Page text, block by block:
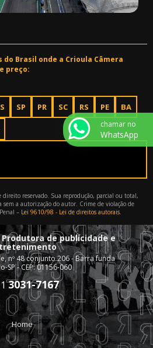
Brasil onde a Crioula Câmera
preço:
SP PR SC RS PE BA
reservado. Sua reprodução, parcial ou total,
a autorização do autor. Crime de violação de
– Lei 9610/98 - Lei de direitos autorais.
Produtora de publicidade e
nº 48 conjunto 206 - Barra funda
SP - CEP: 01156-060
3031-7167
Home
chamar no
WhatsApp